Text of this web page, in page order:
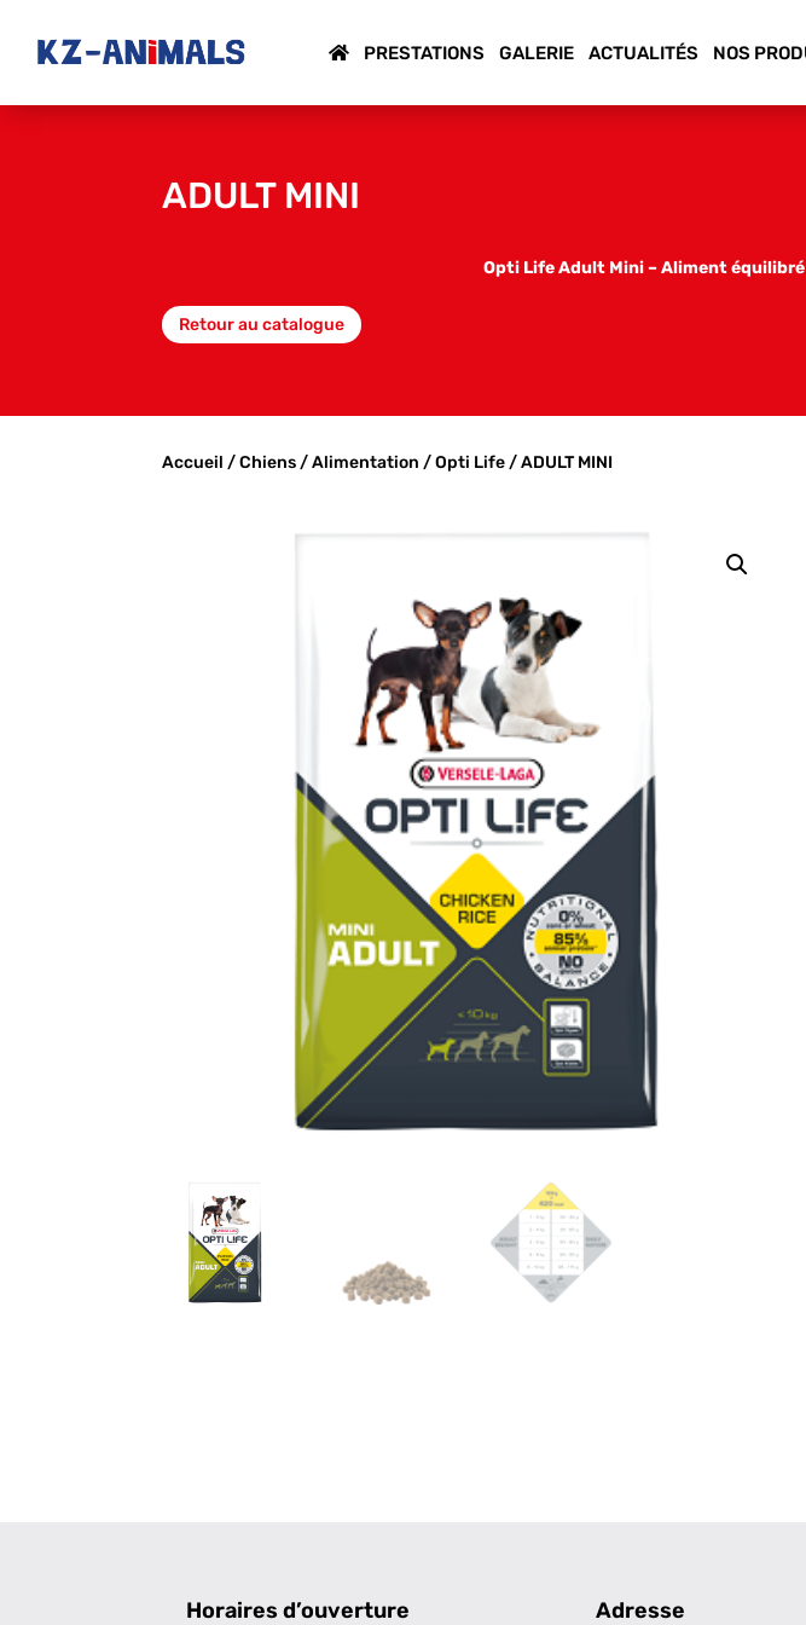
PRESTATIONS GALERIE ACTUALITÉS NOS
ADULT MINI
Opti Life Adult Mini – Aliment
Retour au catalogue
Accueil /Chiens/Alimentation /Opti Life/ ADULT MINI
Horaires d’ouverture Adresse